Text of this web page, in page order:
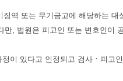
역 또는 무기금고에 해당하는 대
만, 법원은 피고인 또는 변호인이
이 있다고 인정되고 검사ㆍ피고